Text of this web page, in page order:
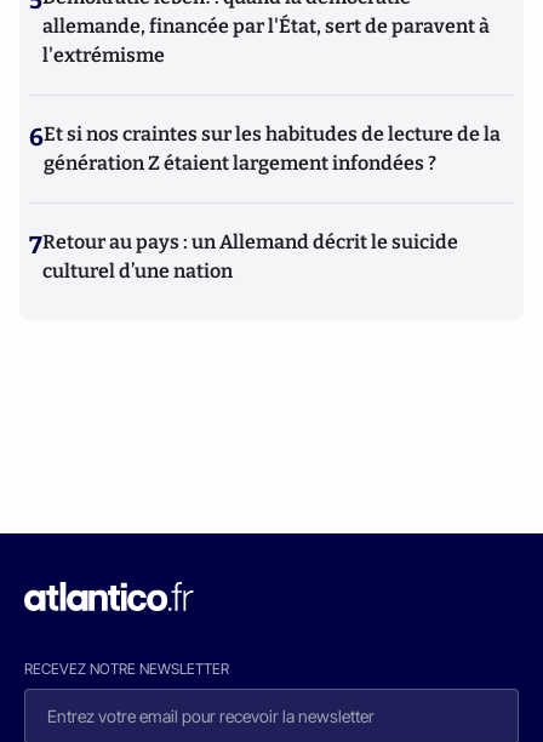
allemande, financée par l'État, sert de paravent à
l'extrémisme
6Et si nos craintes sur les habitudes de lecture de la
génération Z étaient largement infondées ?
7Retour au pays : un Allemand décrit le suicide
culturel d’une nation
RECEVEZ NOTRE NEWSLETTER